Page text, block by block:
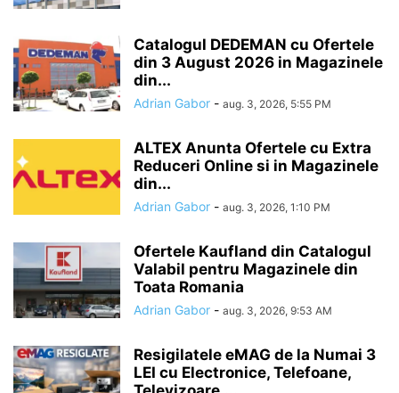
Catalogul DEDEMAN cu Ofertele
din 3 August 2026 in Magazinele
din...
Adrian Gabor - aug. 3, 2026, 5:55 PM
ALTEX Anunta Ofertele cu Extra
Reduceri Online si in Magazinele
din...
Adrian Gabor - aug. 3, 2026, 1:10 PM
Ofertele Kaufland din Catalogul
Valabil pentru Magazinele din
Toata Romania
Adrian Gabor - aug. 3, 2026, 9:53 AM
Resigilatele eMAG de la Numai 3
LEI cu Electronice, Telefoane,